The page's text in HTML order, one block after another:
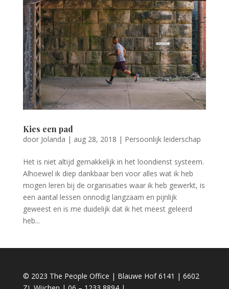
Kies een pad
door Jolanda | aug 28, 2018 | Persoonlijk leiderschap
Het is niet altijd gemakkelijk in het loondienst systeem.
Alhoewel ik diep dankbaar ben voor alles wat ik heb
mogen leren bij de organisaties waar ik heb gewerkt, is
een aantal lessen onnodig langzaam en pijnlijk
geweest en is me duidelijk dat ik het meest geleerd
heb...
© 2023 The People Office | Blauwe Hof 6141 | 6602